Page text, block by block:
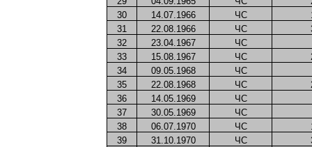
30
14.07.1966 ЧС
31
22.08.1966 ЧС
32
23.04.1967
ЧС
33
15.08.1967 ЧС
34
09.05.1968
ЧС
35
22.08.1968 ЧС
36
14.05.1969
ЧС
37
30.05.1969 ЧС
38
06.07.1970 ЧС
39
31.10.1970 ЧС